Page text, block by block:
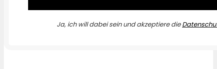
Ja, ich will dabei sein und akzeptiere die